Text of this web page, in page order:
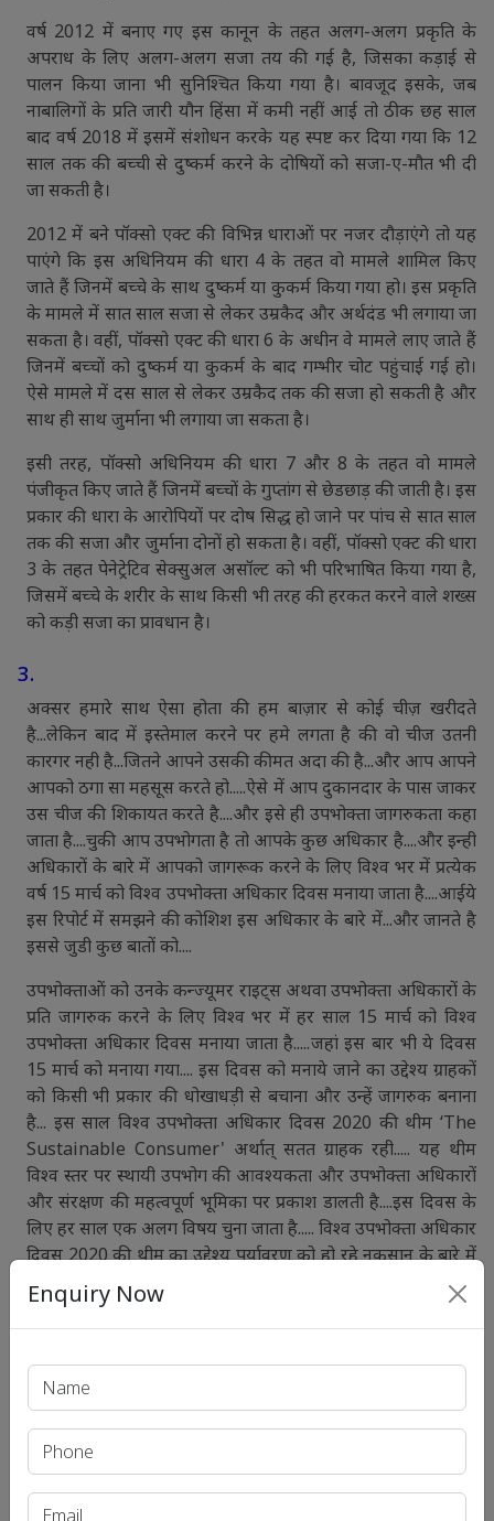
वर्ष 2012 में बनाए गए इस कानून के तहत अलग-अलग प्रकृति के
अपराध के लिए अलग-अलग सजा तय की गई है, जिसका कड़ाई से
पालन किया जाना भी सुनिश्चित किया गया है। बावजूद इसके, जब
नाबालिगों के प्रति जारी यौन हिंसा में कमी नहीं आई तो ठीक छह साल
बाद वर्ष 2018 में इसमें संशोधन करके यह स्पष्ट कर दिया गया कि 12
साल तक की बच्ची से दुष्कर्म करने के दोषियों को सजा-ए-मौत भी दी
जा सकती है।
2012 में बने पॉक्सो एक्ट की विभिन्न धाराओं पर नजर दौड़ाएंगे तो यह
पाएंगे कि इस अधिनियम की धारा 4 के तहत वो मामले शामिल किए
जाते हैं जिनमें बच्चे के साथ दुष्कर्म या कुकर्म किया गया हो। इस प्रकृति
के मामले में सात साल सजा से लेकर उम्रकैद और अर्थदंड भी लगाया जा
सकता है। वहीं, पॉक्सो एक्ट की धारा 6 के अधीन वे मामले लाए जाते हैं
जिनमें बच्चों को दुष्कर्म या कुकर्म के बाद गम्भीर चोट पहुंचाई गई हो।
ऐसे मामले में दस साल से लेकर उम्रकैद तक की सजा हो सकती है और
साथ ही साथ जुर्माना भी लगाया जा सकता है।
इसी तरह, पॉक्सो अधिनियम की धारा 7 और 8 के तहत वो मामले
पंजीकृत किए जाते हैं जिनमें बच्चों के गुप्तांग से छेडछाड़ की जाती है। इस
प्रकार की धारा के आरोपियों पर दोष सिद्ध हो जाने पर पांच से सात साल
तक की सजा और जुर्माना दोनों हो सकता है। वहीं, पॉक्सो एक्ट की धारा
3 के तहत पेनेट्रेटिव सेक्सुअल असॉल्ट को भी परिभाषित किया गया है,
जिसमें बच्चे के शरीर के साथ किसी भी तरह की हरकत करने वाले शख्स
को कड़ी सजा का प्रावधान है।
3.
अक्सर हमारे साथ ऐसा होता की हम बाज़ार से कोई चीज़ खरीदते
है...लेकिन बाद में इस्तेमाल करने पर हमे लगता है की वो चीज उतनी
कारगर नही है...जितने आपने उसकी कीमत अदा की है...और आप आपने
आपको ठगा सा महसूस करते हो.....ऐसे में आप दुकानदार के पास जाकर
उस चीज की शिकायत करते है....और इसे ही उपभोक्ता जागरुकता कहा
जाता है....चुकी आप उपभोगता है तो आपके कुछ अधिकार है....और इन्ही
अधिकारों के बारे में आपको जागरूक करने के लिए विश्व भर में प्रत्येक
वर्ष 15 मार्च को विश्व उपभोक्ता अधिकार दिवस मनाया जाता है....आईये
इस रिपोर्ट में समझने की कोशिश इस अधिकार के बारे में...और जानते है
इससे जुडी कुछ बातों को....
उपभोक्ताओं को उनके कन्ज्यूमर राइट्स अथवा उपभोक्ता अधिकारों के
प्रति जागरुक करने के लिए विश्व भर में हर साल 15 मार्च को विश्व
उपभोक्ता अधिकार दिवस मनाया जाता है.....जहां इस बार भी ये दिवस
15 मार्च को मनाया गया.... इस दिवस को मनाये जाने का उद्देश्य ग्राहकों
को किसी भी प्रकार की धोखाधड़ी से बचाना और उन्हें जागरुक बनाना
है... इस साल विश्व उपभोक्ता अधिकार दिवस 2020 की थीम ‘The
Sustainable Consumer' अर्थात् सतत ग्राहक रही..... यह थीम
विश्व स्तर पर स्थायी उपभोग की आवश्यकता और उपभोक्ता अधिकारों
और संरक्षण की महत्वपूर्ण भूमिका पर प्रकाश डालती है....इस दिवस के
लिए हर साल एक अलग विषय चुना जाता है..... विश्व उपभोक्ता अधिकार
दिवस 2020 की थीम का उद्देश्य पर्यावरण को हो रहे नुकसान के बारे में
लोगों को बताना और वैश्विक जलवायु परिवर्तन के बारे में जागरूकता
फैलाना है.....
की गई, जिसके फलस्वरूप 15 मार्च 1962 को अमेरिकी कांग्रेस में
तत्कालीन राष्ट्रपति जॉन एफ कैनेडी द्वारा उपभोक्ता संरक्षण पर पेश किए
गए विधेयक पर अनुमोदन दिया...जिसके बाद भारत में उपभोक्ता
आंदोलन की शुरुआत 1966(छियासठ ) में मुंबई से हुई थी.....साल
1974(चौहत्तर) में पुणे में ग्राहक पंचायत की स्थापना के बाद अनेक
राज्यों में उपभोक्ता कल्याण हेतु संस्थाओं का गठन किया गया जिसके
Enquiry Now